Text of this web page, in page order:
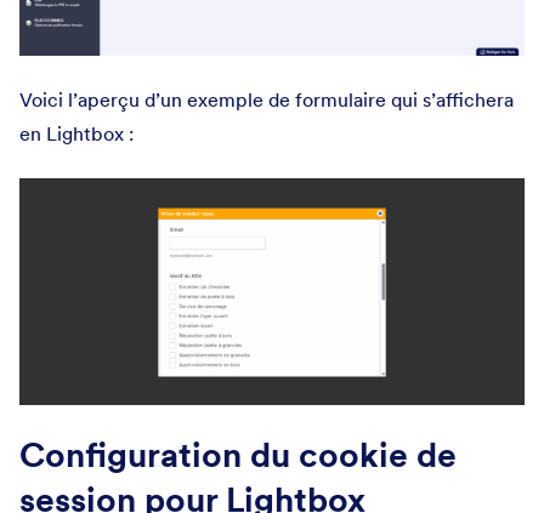
Voici l’aperçu d’un exemple de formulaire qui s’affichera
en Lightbox :
Configuration du cookie de
session pour Lightbox